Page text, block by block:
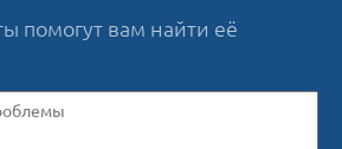
помогут вам найти её